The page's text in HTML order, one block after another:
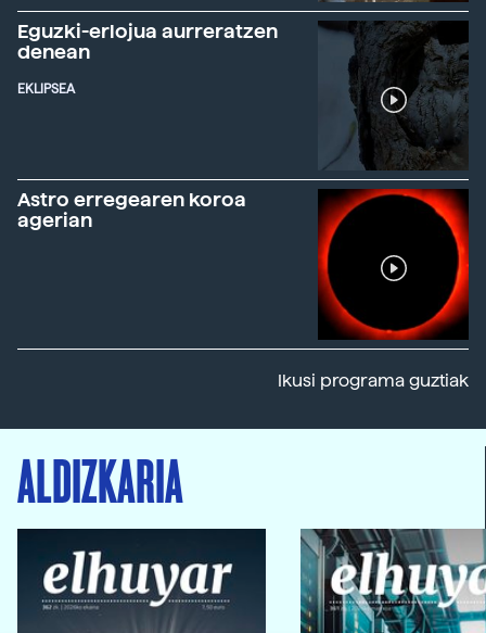
Eguzki-erlojua aurreratzen
denean
EKLIPSEA
Astro erregearen koroa
agerian
Ikusi programa guztiak
ALDIZKARIA